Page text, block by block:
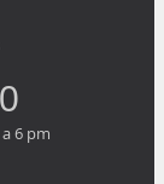
6 pm